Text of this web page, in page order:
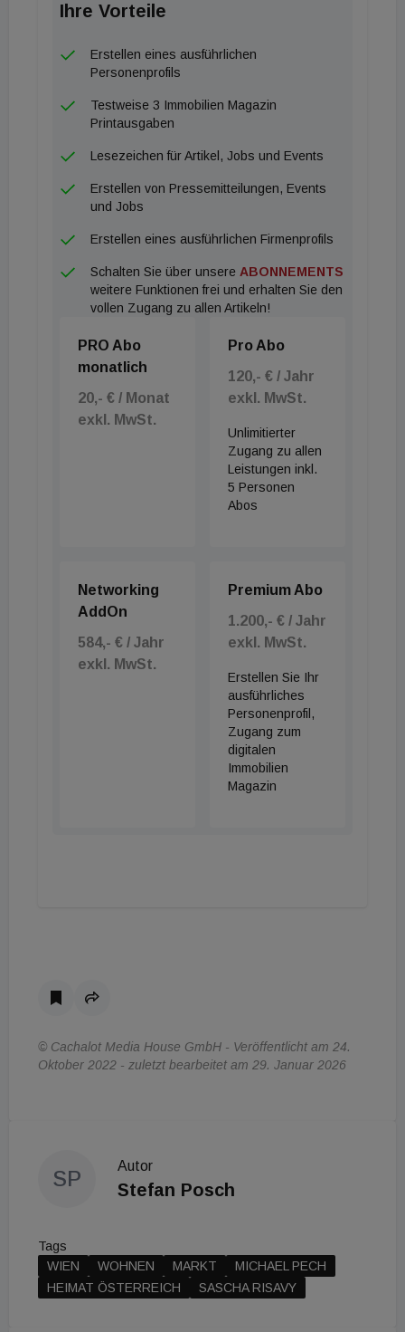
Realisierung der 60 freifinanzierten Wohneinheiten,
des Ärztezentrums sowie der Geschäftsflächen
zeichnet die ÖSW verantwortlich. "Als
gemeinnütziger Wohnbauträger stellen wir der
Bevölkerung leistbaren Wohnraum zur Verfügung.
Die ÖSW verantwortet dies nicht nur im
Bauvorhaben in der Alszeile im 17. Gemeindebezirk,
freifinanzierten Mietwohnungen mit Blick auf den
Schafberg", so Michael Pech,
Vorstandsvorsitzender der ÖSW.
Ihre Vorteile
Erstellen eines ausführlichen
Personenprofils
Testweise 3 Immobilien Magazin
Printausgaben
Lesezeichen für Artikel, Jobs und Events
Erstellen von Pressemitteilungen, Events
und Jobs
Erstellen eines ausführlichen Firmenprofils
Schalten Sie über unsere ABONNEMENTS
weitere Funktionen frei und erhalten Sie den
vollen Zugang zu allen Artikeln!
PRO Abo
monatlich
20,- € / Monat
exkl. MwSt.
Pro Abo
120,- € / Jahr
exkl. MwSt.
Unlimitierter
Zugang zu allen
Leistungen inkl.
5 Personen
Abos
Networking
AddOn
584,- € / Jahr
exkl. MwSt.
Premium Abo
1.200,- € / Jahr
exkl. MwSt.
Erstellen Sie Ihr
ausführliches
Personenprofil,
Zugang zum
digitalen
Immobilien
Magazin
© Cachalot Media House GmbH - Veröffentlicht am 24.
Oktober 2022 - zuletzt bearbeitet am 29. Januar 2026
SP
Autor
Stefan Posch
Tags
WIEN
WOHNEN MARKT
MICHAEL PECH
HEIMAT ÖSTERREICH
SASCHA RISAVY